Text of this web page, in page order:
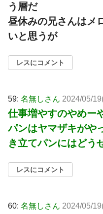
う層だ
昼休みの兄さんはメ
いと思うが
レスにコメント
59: 名無しさん 2024/05/
仕事増やすのやめー
パンはヤマザキがや
き立てパンにはどう
レスにコメント
60: 名無しさん 2024/05/